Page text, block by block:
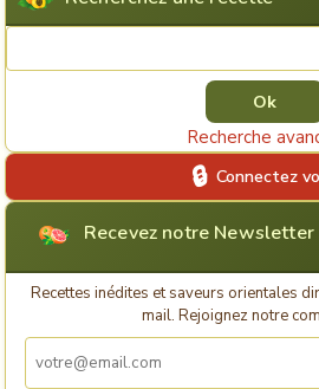
Recherche
Connectez
Recevez notre Newsletter
Recettes inédites et saveurs orientales
mail. Rejoignez notre